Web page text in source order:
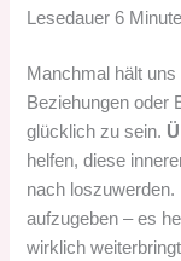
Lesedauer 6
Manchmal hält
Beziehungen oder
glücklich zu sein.
helfen, diese
nach
aufzugeben – es
wirklich